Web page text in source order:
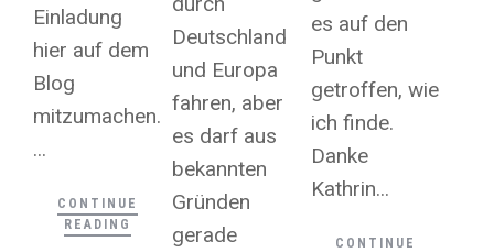
Einladung
hier auf dem
Blog
mitzumachen.
...
CONTINUE
READING
Deutschland
und Europa
fahren, aber
es darf aus
bekannten
Gründen
gerade
es auf den
Punkt
getroffen, wie
ich finde.
Danke
Kathrin...
CONTINUE